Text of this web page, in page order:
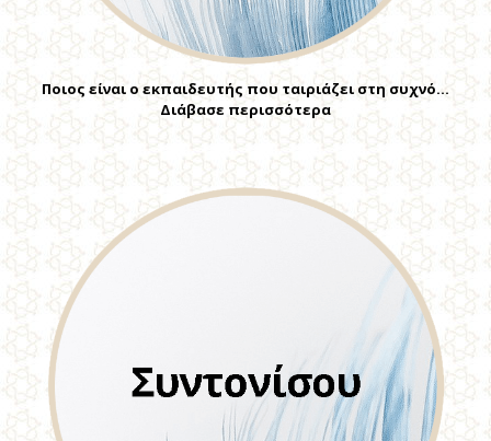
Ποιος είναι ο εκπαιδευτής που ταιριάζει στη συχνό…
Διάβασε περισσότερα